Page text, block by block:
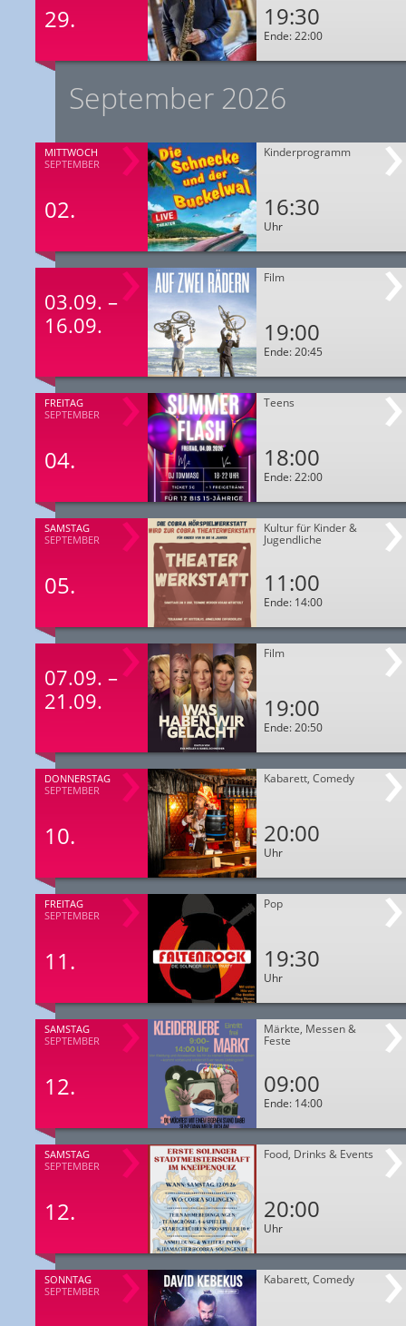
29. 19:30
Ende: 22:00
September 2026
MITTWOCH
SEPTEMBER
02.
Kinderprogramm
16:30
Uhr
03.09. –
16.09.
Film
19:00
Ende: 20:45
FREITAG
SEPTEMBER
04.
Teens
18:00
Ende: 22:00
SAMSTAG
SEPTEMBER
05.
Kultur für Kinder &
Jugendliche
11:00
Ende: 14:00
07.09. –
21.09.
Film
19:00
Ende: 20:50
DONNERSTAG
SEPTEMBER
10.
Kabarett, Comedy
20:00
Uhr
FREITAG
SEPTEMBER
11.
Pop
19:30
Uhr
SAMSTAG
SEPTEMBER
12.
Märkte, Messen &
Feste
09:00
Ende: 14:00
SAMSTAG
SEPTEMBER
12.
Food, Drinks & Events
20:00
Uhr
SONNTAG
SEPTEMBER
Kabarett, Comedy